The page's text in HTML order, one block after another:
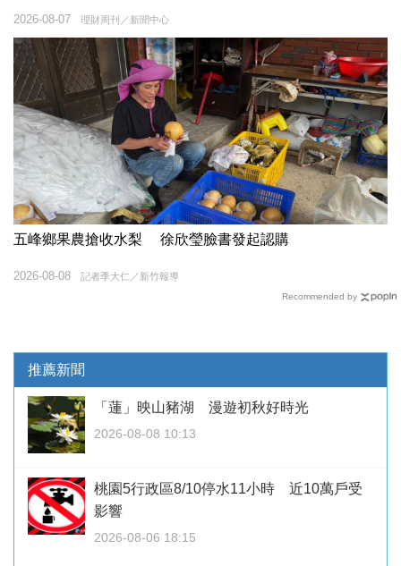
理財周刊／新聞中心
2026-08-07
五峰鄉果農搶收水梨 徐欣瑩臉書發起認購
記者季大仁／新竹報導
2026-08-08
Recommended by
推薦新聞
「蓮」映山豬湖 漫遊初秋好時光
2026-08-08 10:13
桃園5行政區8/10停水11小時 近10萬戶受
影響
2026-08-06 18:15